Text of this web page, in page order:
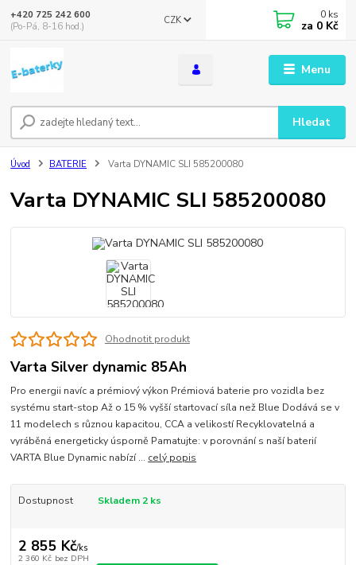
Menu
CZK
Hledat
+420 725 242 600
(Po-Pá, 8-16 hod.)
0 ks
za 0 Kč
Úvod BATERIE Varta DYNAMIC SLI 585200080
Varta DYNAMIC SLI 585200080
Ohodnotit produkt
Varta Silver dynamic 85Ah
Pro energii navíc a prémiový výkon Prémiová baterie pro vozidla bez
systému start-stop Až o 15 % vyšší startovací síla než Blue Dodává se v
11 modelech s různou kapacitou, CCA a velikostí Recyklovatelná a
vyráběná energeticky úsporně Pamatujte: v porovnání s naší baterií
VARTA Blue Dynamic nabízí ... celý popis
Dostupnost Skladem 2 ks
2 855 Kč/ks
2 360 Kč bez DPH